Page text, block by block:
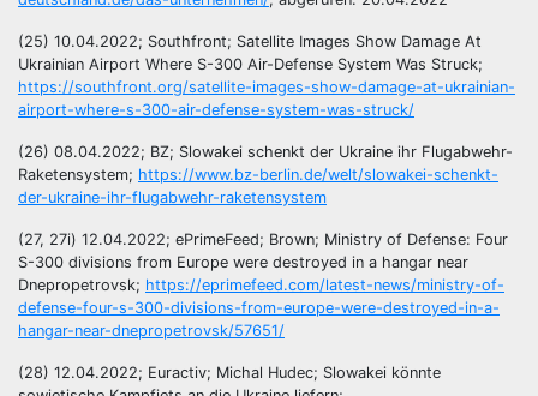
(25) 10.04.2022; Southfront; Satellite Images Show Damage At
Ukrainian Airport Where S-300 Air-Defense System Was Struck;
https://southfront.org/satellite-images-show-damage-at-ukrainian-
airport-where-s-300-air-defense-system-was-struck/
(26) 08.04.2022; BZ; Slowakei schenkt der Ukraine ihr Flugabwehr-
Raketensystem; https://www.bz-berlin.de/welt/slowakei-schenkt-
der-ukraine-ihr-flugabwehr-raketensystem
(27, 27i) 12.04.2022; ePrimeFeed; Brown; Ministry of Defense: Four
S-300 divisions from Europe were destroyed in a hangar near
Dnepropetrovsk; https://eprimefeed.com/latest-news/ministry-of-
defense-four-s-300-divisions-from-europe-were-destroyed-in-a-
hangar-near-dnepropetrovsk/57651/
(28) 12.04.2022; Euractiv; Michal Hudec; Slowakei könnte